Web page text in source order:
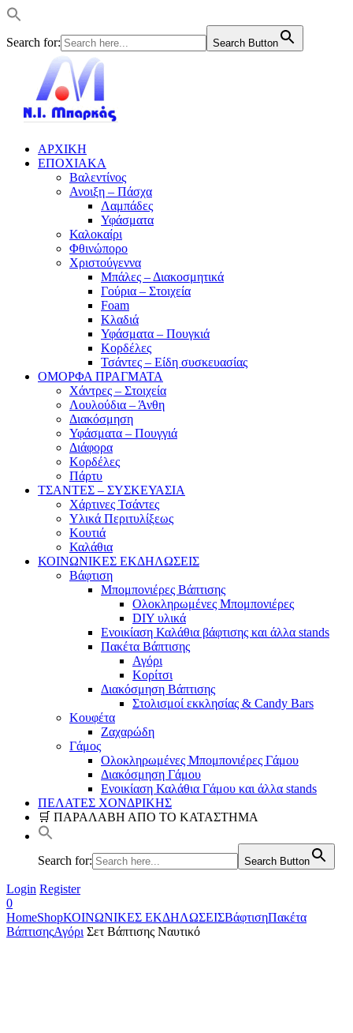
Search for: Search Button
ΑΡΧΙΚΗ
ΕΠΟΧΙΑΚΑ
Βαλεντίνος
Ανοιξη – Πάσχα
Λαμπάδες
Υφάσματα
Καλοκαίρι
Φθινώπορο
Χριστούγεννα
Μπάλες – Διακοσμητικά
Γούρια – Στοιχεία
Foam
Κλαδιά
Υφάσματα – Πουγκιά
Κορδέλες
Τσάντες – Είδη συσκευασίας
ΟΜΟΡΦΑ ΠΡΑΓΜΑΤΑ
Χάντρες – Στοιχεία
Λουλούδια – Άνθη
Διακόσμηση
Υφάσματα – Πουγγιά
Διάφορα
Κορδέλες
Πάρτυ
ΤΣΑΝΤΕΣ – ΣΥΣΚΕΥΑΣΙΑ
Χάρτινες Τσάντες
Υλικά Περιτυλίξεως
Κουτιά
Καλάθια
ΚΟΙΝΩΝΙΚΕΣ ΕΚΔΗΛΩΣΕΙΣ
Βάφτιση
Μπομπονιέρες Βάπτισης
Ολοκληρωμένες Μπομπονιέρες
DIY υλικά
Ενοικίαση Καλάθια βάφτισης και άλλα stands
Πακέτα Βάπτισης
Αγόρι
Κορίτσι
Διακόσμηση Βάπτισης
Στολισμοί εκκλησίας & Candy Bars
Κουφέτα
Ζαχαρώδη
Γάμος
Ολοκληρωμένες Μπομπονιέρες Γάμου
Διακόσμηση Γάμου
Ενοικίαση Καλάθια Γάμου και άλλα stands
ΠΕΛΑΤΕΣ ΧΟΝΔΡΙΚΗΣ
🛒 ΠΑΡΑΛΑΒΗ ΑΠΟ ΤΟ ΚΑΤΑΣΤΗΜΑ
Search for: Search Button
Login Register
0
HomeShopΚΟΙΝΩΝΙΚΕΣ ΕΚΔΗΛΩΣΕΙΣΒάφτισηΠακέτα
ΒάπτισηςΑγόρι Σετ Βάπτισης Ναυτικό